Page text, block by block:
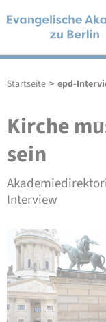
Startseite > epd-
Kirche
sein
Interview